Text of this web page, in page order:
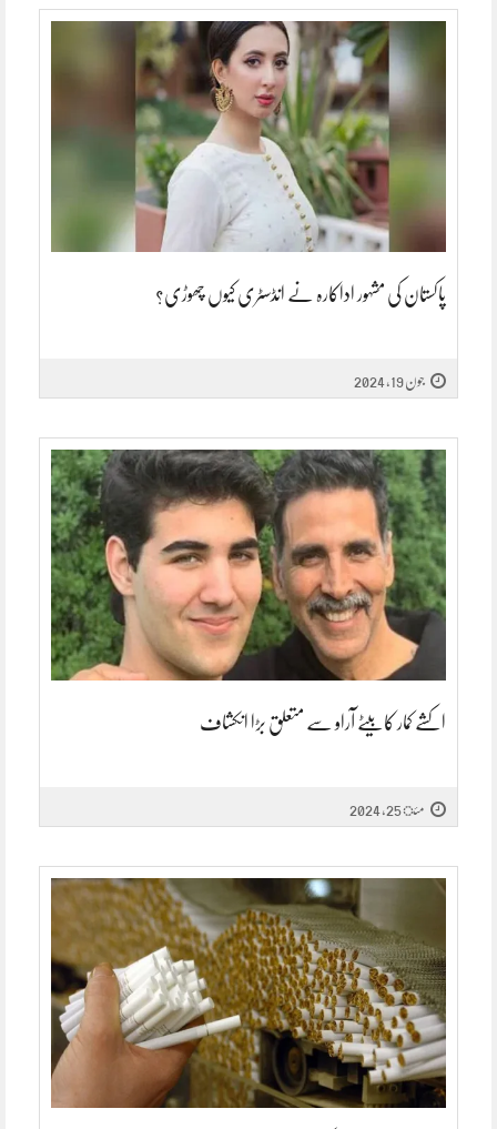
پاکستان کی مشہور اداکارہ نے انڈسٹری کیوں چھوڑی؟
جون 19, 2024
اکشے کمار کا بیٹے آراو سے متعلق بڑا انکشاف
مئ 25, 2024